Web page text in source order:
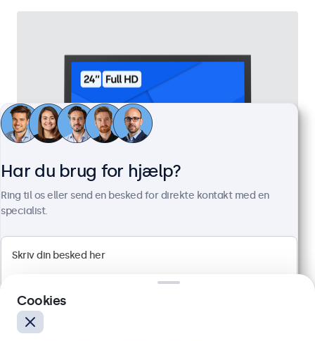
24 Tommer Skærm Metal
Varenummer:
24HD7M
1920 x 1080 opløsning (Full HD)
HDMI, VGA, BNC og RCA
Har du brug for hjælp?
Ring til os eller send en besked for direkte kontakt med en
specialist.
Cookies